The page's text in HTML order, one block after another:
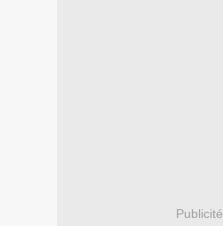
Publicité